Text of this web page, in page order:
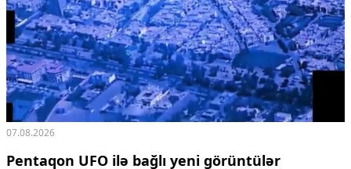
07.08.2026
Pentaqon UFO ilə bağlı yeni görüntülər